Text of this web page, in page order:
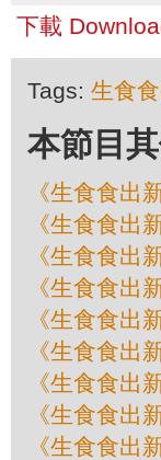
下載
Tags: 生食
本節目
《生食食出
《生食食出
《生食食出
《生食食出
《生食食出
《生食食出
《生食食出
《生食食出
《生食食出